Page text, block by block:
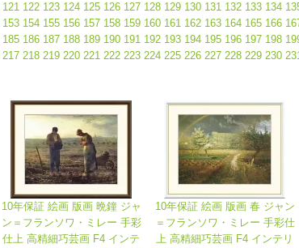
121 122 123 124 125 126 127 128 129 130 131 132 133 134
153 154 155 156 157 158 159 160 161 162 163 164 165 166
185 186 187 188 189 190 191 192 193 194 195 196 197 198
217 218 219 220 221 222 223 224 225 226 227 228 229 230
10年保証 絵画 版画 晩鐘 ジャ
ン＝フランソワ・ミレー 手彩
仕上 高精細巧芸画 F4 インテ
10年保証 絵画 版画 春 ジャン
＝フランソワ・ミレー 手彩仕
上 高精細巧芸画 F4 インテリ